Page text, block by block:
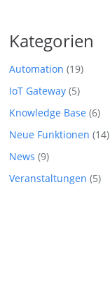
Kategorien
Automation (19)
IoT Gateway(5)
Knowledge Base(6)
Neue Funktionen (14)
News (9)
Veranstaltungen (5)